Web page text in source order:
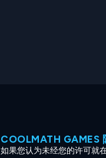
COOLMATH GAMES
如果您认为未经您的许可就